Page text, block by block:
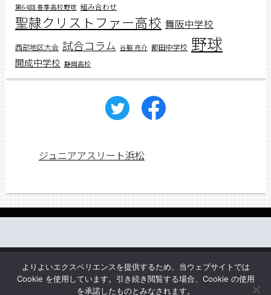
第64回 春季高校野球 組み合わせ
聖隷クリストファー高校 舞阪中学校
西部地区大会 試合コラム 谷脇 亮介 都田中学校 野球
開成中学校 静岡高校
ジュニアアスリート浜松
お問い合わせ
よりよいエクスペリエンスを提供するため、当ウェブサイトでは
Cookie を使用しています。引き続き閲覧する場合、Cookie の使用
を承諾したものとみなされます。